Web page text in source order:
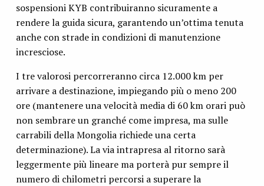
sospensioni KYB contribuiranno sicuramente a
rendere la guida sicura, garantendo un’ottima tenuta
anche con strade in condizioni di manutenzione
incresciose.
I tre valorosi percorreranno circa 12.000 km per
arrivare a destinazione, impiegando più o meno 200
ore (mantenere una velocità media di 60 km orari può
non sembrare un granché come impresa, ma sulle
carrabili della Mongolia richiede una certa
determinazione). La via intrapresa al ritorno sarà
leggermente più lineare ma porterà pur sempre il
numero di chilometri percorsi a superare la